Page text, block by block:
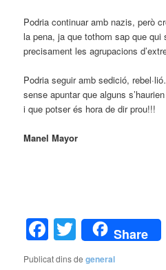
Podria continuar amb nazis, però
la pena, ja que tothom sap que
precisament les agrupacions
Podria seguir amb sedició,
sense apuntar que alguns
i que potser és hora de dir prou!!!
Manel Mayor 12
Facebook
Twitter
Share
Publicat dins de general